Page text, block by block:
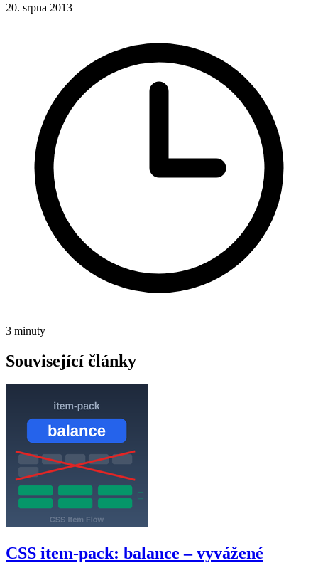
20. srpna 2013
3 minuty
Související články
CSS item-pack: balance – vyvážené